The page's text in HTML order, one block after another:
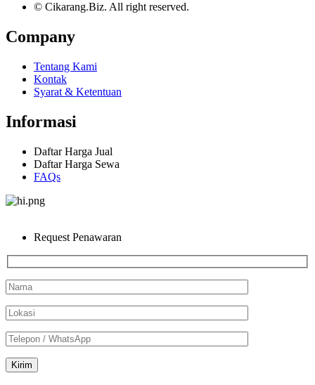
© Cikarang.Biz. All right reserved.
Company
Tentang Kami
Kontak
Syarat & Ketentuan
Informasi
Daftar Harga Jual
Daftar Harga Sewa
FAQs
Request Penawaran